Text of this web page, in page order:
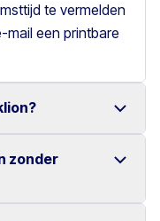
te vermelden
een printbare
met een ruime
zonder